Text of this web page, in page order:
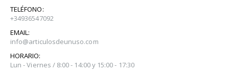
TELÉFONO:
+34936547092
EMAIL:
info@articulosdeunuso.com
HORARIO:
Lun - Viernes / 8:00 - 14:00 y 15:00 - 17:30